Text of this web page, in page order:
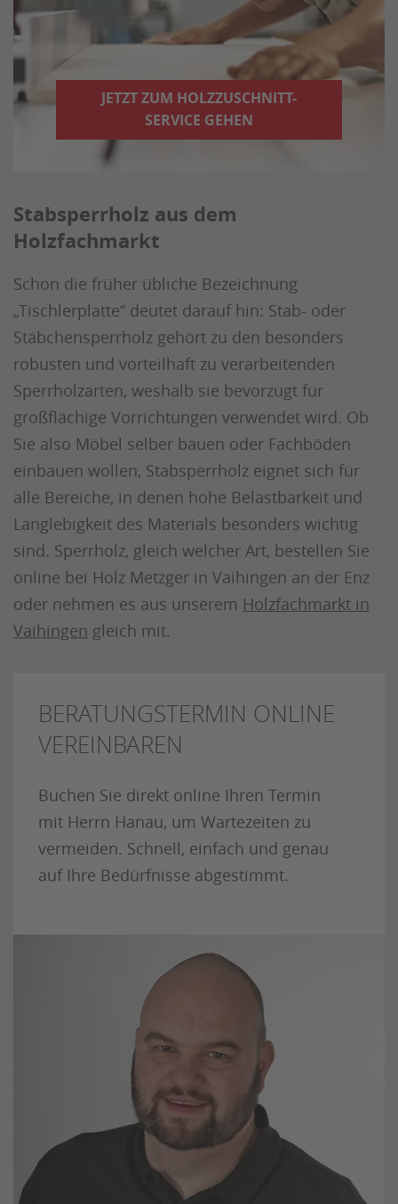
JETZT ZUM HOLZZUSCHNITT-
SERVICE GEHEN
Stabsperrholz aus dem
Holzfachmarkt
Schon die früher übliche Bezeichnung
„Tischlerplatte“ deutet darauf hin: Stab- oder
Stäbchensperrholz gehört zu den besonders
robusten und vorteilhaft zu verarbeitenden
Sperrholzarten, weshalb sie bevorzugt für
großflächige Vorrichtungen verwendet wird. Ob
Sie also Möbel selber bauen oder Fachböden
einbauen wollen, Stabsperrholz eignet sich für
alle Bereiche, in denen hohe Belastbarkeit und
Langlebigkeit des Materials besonders wichtig
sind. Sperrholz, gleich welcher Art, bestellen Sie
online bei Holz Metzger in Vaihingen an der Enz
oder nehmen es aus unserem Holzfachmarkt in
Vaihingen gleich mit.
BERATUNGSTERMIN ONLINE
VEREINBAREN
Buchen Sie direkt online Ihren Termin
mit Herrn Hanau, um Wartezeiten zu
vermeiden. Schnell, einfach und genau
auf Ihre Bedürfnisse abgestimmt.